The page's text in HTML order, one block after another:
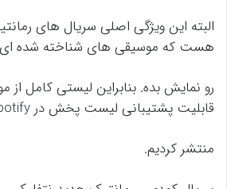
البته این ویژگی اصلی سریال های
هست که موسیقی های شناخته شده ای
رو نمایش بده. بنابراین لیستی کامل
قابلیت پشتیبانی لیست پخش در Spotify را دارد،
منتشر کردیم.